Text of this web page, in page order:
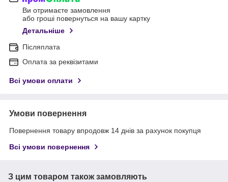
Ви отримаєте замовлення
або гроші повернуться на вашу картку
Детальніше
Післяплата
Оплата за реквізитами
Всі умови оплати
Умови повернення
Повернення товару впродовж 14 днів за рахунок покупця
Всі умови повернення
З цим товаром також замовляють